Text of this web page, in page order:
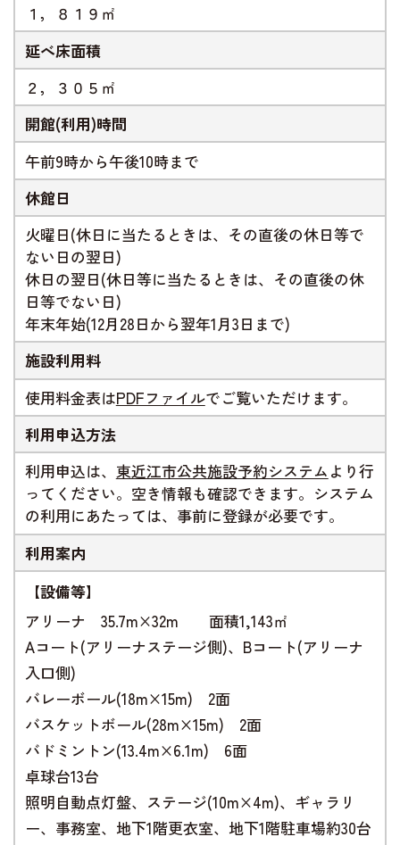
１，８１９㎡
延べ床面積
２，３０５㎡
開館(利用)時間
午前9時から午後10時まで
休館日
火曜日(休日に当たるときは、その直後の休日等で
ない日の翌日)
休日の翌日(休日等に当たるときは、その直後の休
日等でない日)
年末年始(12月28日から翌年1月3日まで)
施設利用料
使用料金表はPDFファイルでご覧いただけます。
利用申込方法
利用申込は、 東近江市公共施設予約システム より行
ってください。空き情報も確認できます。システム
の利用にあたっては、事前に登録が必要です。
利用案内
【設備等】
アリーナ 35.7m×32m 面積1,143㎡
Aコート(アリーナステージ側)、Bコート(アリーナ
入口側)
バレーボール(18m×15m) 2面
バスケットボール(28m×15m) 2面
バドミントン(13.4m×6.1m) 6面
卓球台13台
照明自動点灯盤、ステージ(10m×4m)、ギャラリ
ー、事務室、地下1階更衣室、地下1階駐車場約30台